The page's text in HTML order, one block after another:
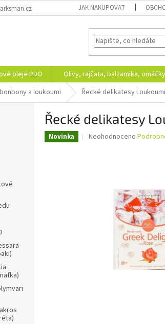
JAK NAKUPOVAT
oleje PDO Olivy, rajčata, balzamika, omáčky
a loukoumi Řecké delikatesy
Řecké delikatesy
Novinka
Průměrné
hvězdiček.
Neohodnoceno